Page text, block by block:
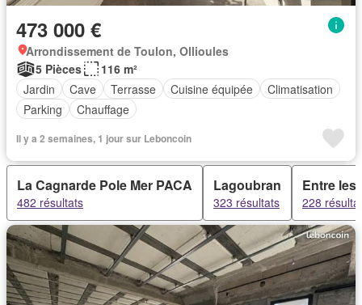
473 000 €
Arrondissement de Toulon, Ollioules
5 Pièces
116 m²
Jardin
Cave Terrasse Cuisine équipée
Climatisation
Parking
Chauffage
Il y a 2 semaines, 1 jour sur Leboncoin
La Cagnarde Pole Mer PACA
482 résultats
Lagoubran
323 résultats
Entre les
228